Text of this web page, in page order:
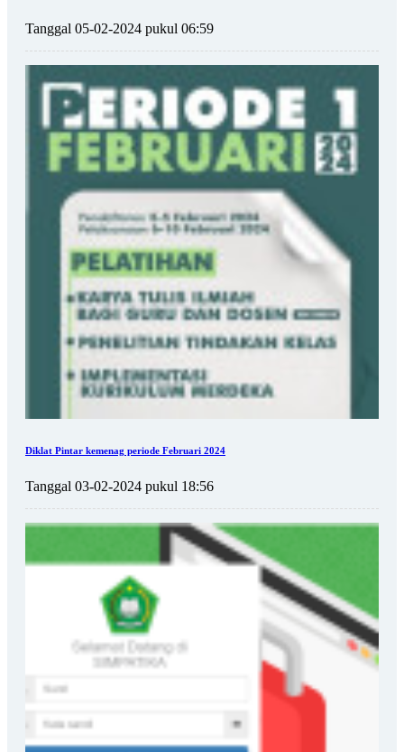
Tanggal 05-02-2024 pukul 06:59
Diklat Pintar kemenag periode Februari 2024
Tanggal 03-02-2024 pukul 18:56